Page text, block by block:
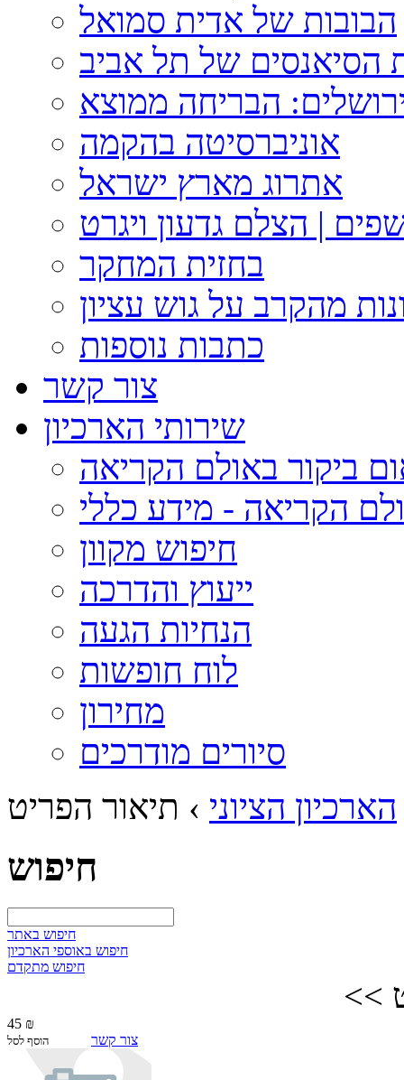
הבובות של אדית סמואל
של תל אביב
הבריחה ממוצא
אוניברסיטה בהקמה
אתרוג מארץ ישראל
| הצלם גדעון ויגרט
בחזית המחקר
מהקרב על גוש עציון
כתבות נוספות
צור קשר
שירותי הארכיון
ביקור באולם הקריאה
הקריאה - מידע כללי
חיפוש מקוון
ייעוץ והדרכה
הנחיות הגעה
לוח חופשות
מחירון
סיורים מודרכים
הארכיון הציוני › תיאור הפריט
חיפוש
חיפוש באתר
חיפוש באוספי הארכיון
חיפוש מתקדם
>>
45 ₪
הוסף לסל צור קשר